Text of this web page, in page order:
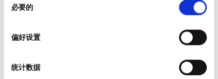
并设置您的首选项。您可随时从Cookie声明中更改或撤回
我们使用 Cookie 来制作贴合用户需求的内容与广告、提供
体、广告和分析合作伙伴分享您对我们网站的使用情况，
必要的
偏好设置
统计数据